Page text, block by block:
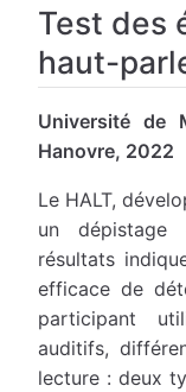
Test des
haut-
Université de
Hanovre, 2022
Le HALT,
un dépistage
résultats
efficace de
participant
auditifs,
lecture : deux